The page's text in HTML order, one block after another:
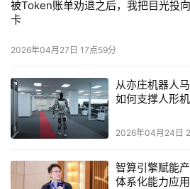
被Token账单劝退之后，我把目光投
卡
2026年04月27日 17点59分
从亦庄机器人
如何支撑人形
2026年04月24日
智算引擎赋能
体系化能力应